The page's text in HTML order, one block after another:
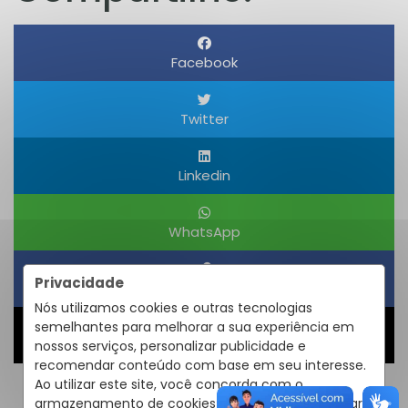
Privacidade
Nós utilizamos cookies e outras tecnologias
semelhantes para melhorar a sua experiência em
nossos serviços, personalizar publicidade e
recomendar conteúdo com base em seu interesse.
Ao utilizar este site, você concorda com o
armazenamento de cookies em seu dispositivo para
Facebook
Twitter
Linkedin
WhatsApp
Compartilhar